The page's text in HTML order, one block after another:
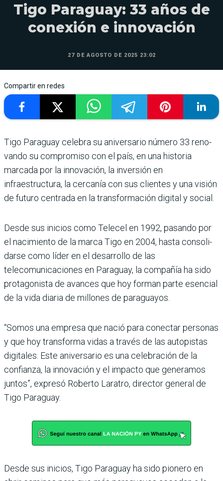
Tigo Paraguay: 33 años de
conexión e innovación
27 DE AGOSTO DE 2025 23:02
Compartir en redes
Tigo Paraguay celebra su ani­versario número 33 reno­
vando su compromiso con el país, en una historia
marcada por la innovación, la inversión en
infraestructura, la cerca­nía con sus clientes y una visión
de futuro centrada en la transformación digital y social.
Desde sus inicios como Telecel en 1992, pasando por
el nacimiento de la marca Tigo en 2004, hasta consoli­
darse como líder en el desa­rrollo de las
telecomunicacio­nes en Paraguay, la compañía ha sido
protagonista de avan­ces que hoy forman parte esencial
de la vida diaria de millones de paraguayos.
“Somos una empresa que nació para conectar personas
y que hoy transforma vidas a través de las autopistas
digi­tales. Este aniversario es una celebración de la
confianza, la innovación y el impacto que generamos
juntos”, expresó Roberto Laratro, director general de
Tigo Paraguay.
Desde sus inicios, Tigo Para­guay ha sido pionero en